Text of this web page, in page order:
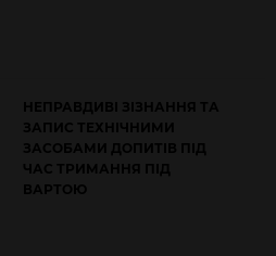
НЕПРАВДИВІ ЗІЗНАННЯ ТА
ЗАПИС ТЕХНІЧНИМИ
ЗАСОБАМИ ДОПИТІВ ПІД
ЧАС ТРИМАННЯ ПІД
ВАРТОЮ